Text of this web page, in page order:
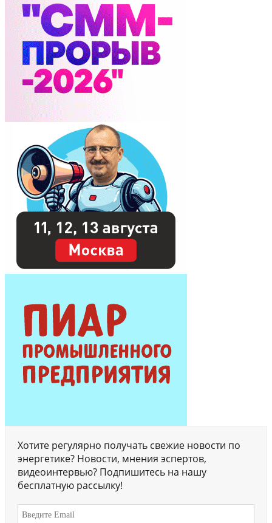
Хотите регулярно получать свежие новости по
энергетике? Новости, мнения эспертов,
видеоинтервью? Подпишитесь на нашу
бесплатную рассылку!